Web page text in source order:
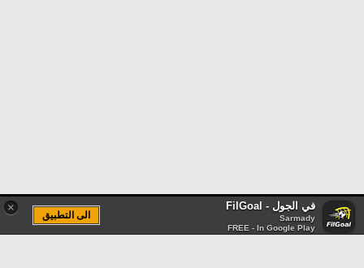
× في الجول - FilGoal
Sarmady
FREE - In Google Play
الى التطبيق